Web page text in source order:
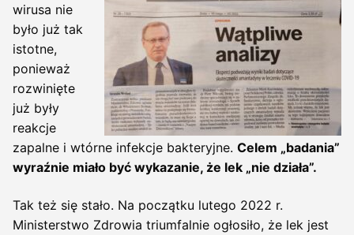
wirusa nie
było już tak
istotne,
ponieważ
rozwinięte
już były
reakcje
zapalne i wtórne infekcje bakteryjne. Celem „badania”
wyraźnie miało być wykazanie, że lek „nie działa”.
Tak też się stało. Na początku lutego 2022 r.
Ministerstwo Zdrowia triumfalnie ogłosiło, że lek jest